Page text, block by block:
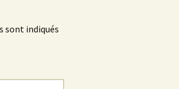
sont indiqués